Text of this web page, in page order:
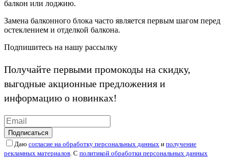
балкон или лоджию.
Замена балконного блока часто является первым шагом перед
остеклением и отделкой балкона.
Подпишитесь на нашу рассылку
Получайте первыми промокоды на скидку,
выгодные акционные предложения и
информацию о новинках!
Подписаться
Даю согласие на обработку персональных данных и получение
рекламных материалов. С политикой обработки персональных данных